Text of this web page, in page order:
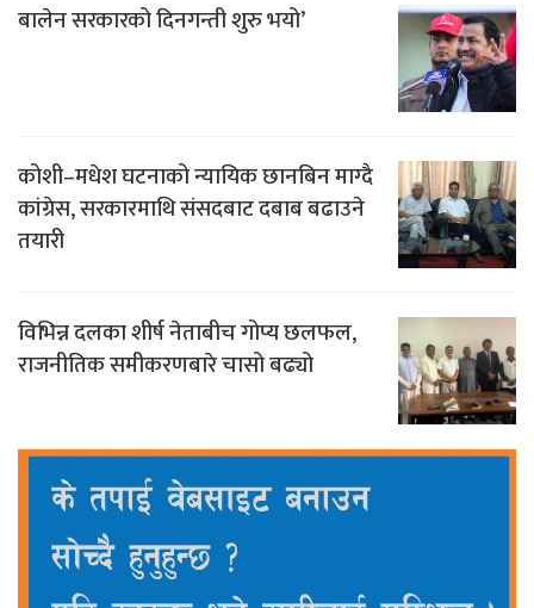
बालेन सरकारको दिनगन्ती शुरु भयो’
कोशी–मधेश घटनाको न्यायिक छानबिन माग्दै
कांग्रेस, सरकारमाथि संसदबाट दबाब बढाउने
तयारी
विभिन्न दलका शीर्ष नेताबीच गोप्य छलफल,
राजनीतिक समीकरणबारे चासो बढ्यो